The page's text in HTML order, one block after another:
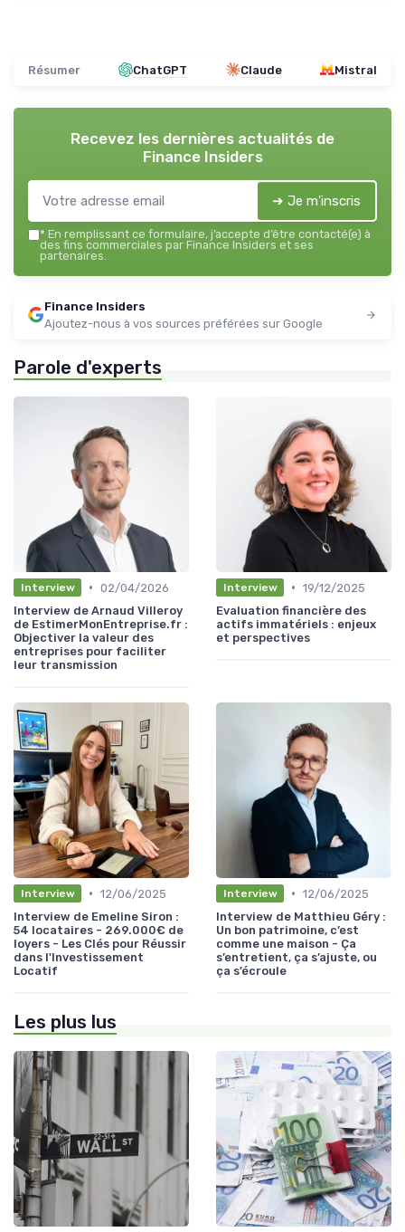
Résumer ChatGPT Claude Mistral
Recevez les dernières actualités de
Finance Insiders
➔ Je m'inscris
* En remplissant ce formulaire, j’accepte d’être contacté(e) à
des fins commerciales par Finance Insiders et ses
partenaires.
Finance Insiders
Ajoutez-nous à vos sources préférées sur Google
Parole d'experts
Interview • 02/04/2026
Interview de Arnaud Villeroy
de EstimerMonEntreprise.fr :
Objectiver la valeur des
entreprises pour faciliter
leur transmission
Interview • 19/12/2025
Evaluation financière des
actifs immatériels : enjeux
et perspectives
Interview • 12/06/2025
Interview de Emeline Siron :
54 locataires - 269.000€ de
loyers - Les Clés pour Réussir
dans l'Investissement
Locatif
Interview • 12/06/2025
Interview de Matthieu Géry :
Un bon patrimoine, c’est
comme une maison - Ça
s’entretient, ça s’ajuste, ou
ça s’écroule
Les plus lus